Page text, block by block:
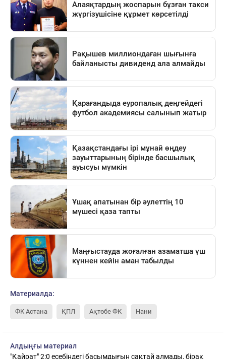
Материалда:
ФК Астана ҚПЛ Ақтөбе ФК Нани
Алдыңғы материал
"Қайрат" 2:0 есебіндегі басымдығын сақтай алмады, бірақ